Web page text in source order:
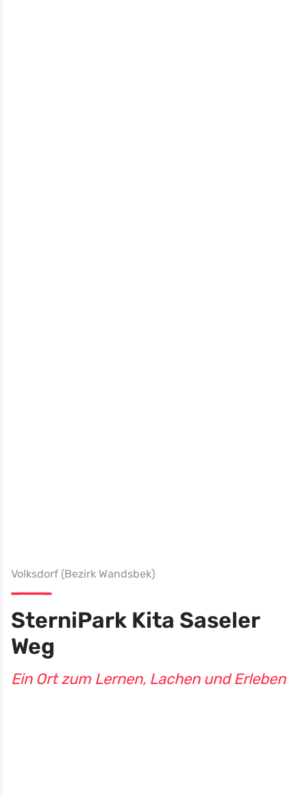
Volksdorf (Bezirk Wandsbek)
SterniPark Kita Saseler
Weg
Ein Ort zum Lernen, Lachen und Erleben